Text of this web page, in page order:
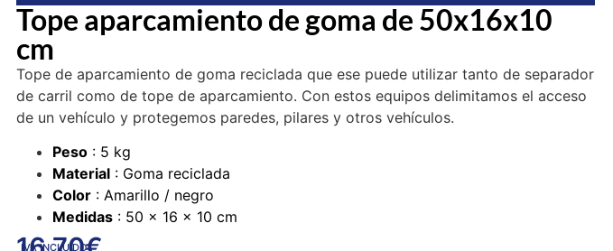
Tope aparcamiento de goma de 50x16x10
cm
Tope de aparcamiento de goma reciclada que ese puede utilizar tanto de separador
de carril como de tope de aparcamiento. Con estos equipos delimitamos el acceso
de un vehículo y protegemos paredes, pilares y otros vehículos.
Peso: 5 kg
Material: Goma reciclada
Color: Amarillo / negro
Medidas: 50 x 16 x 10 cm
IVA INCLUIDO